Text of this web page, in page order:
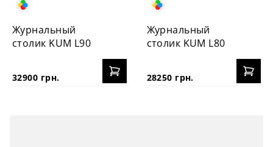
Журнальный
столик KUM L90
32900 грн.
Журнальный
столик KUM L80
28250 грн.